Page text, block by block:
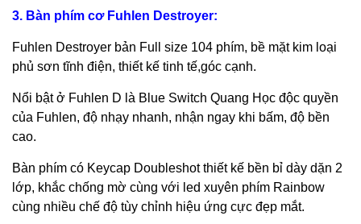
3. Bàn phím cơ Fuhlen Destroyer:
Fuhlen Destroyer bản Full size 104 phím, bề mặt kim loại
phủ sơn tĩnh điện, thiết kế tinh tế,góc cạnh.
Nổi bật ở Fuhlen D là Blue Switch Quang Học độc quyền
của Fuhlen, độ nhạy nhanh, nhận ngay khi bấm, độ bền
cao.
Bàn phím có Keycap Doubleshot thiết kế bền bỉ dày dặn 2
lớp, khắc chống mờ cùng với led xuyên phím Rainbow
cùng nhiều chế độ tùy chỉnh hiệu ứng cực đẹp mắt.